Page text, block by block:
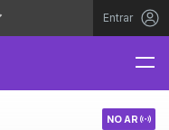
Entrar
NO AR